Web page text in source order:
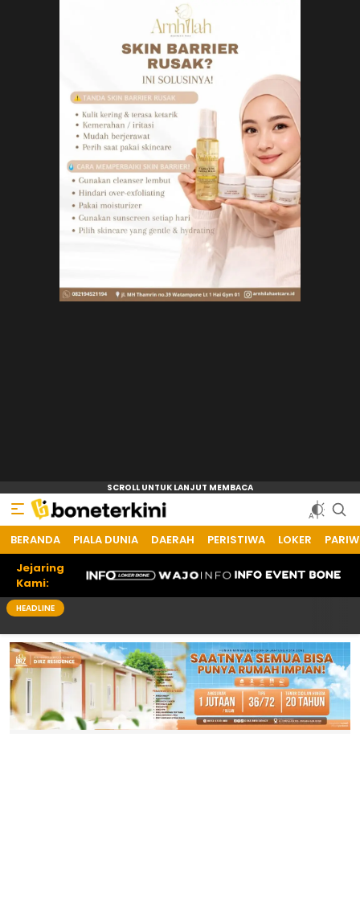
Bone Terkini
Referensi Informasi Terkini
BERANDA PIALA DUNIA DAERAH PERISTIWA LOKER
Jejaring
Kami:
HEADLINE